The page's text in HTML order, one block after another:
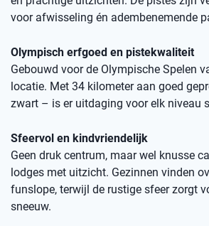
voor afwisseling én adembenemende
Olympisch erfgoed en pistekwaliteit
Gebouwd voor de Olympische Spelen
locatie. Met 34 kilometer aan goed
zwart – is er uitdaging voor elk niveau
Sfeervol en kindvriendelijk
Geen druk centrum, maar wel knusse
lodges met uitzicht. Gezinnen vinden
funslope, terwijl de rustige sfeer zorgt
sneeuw.